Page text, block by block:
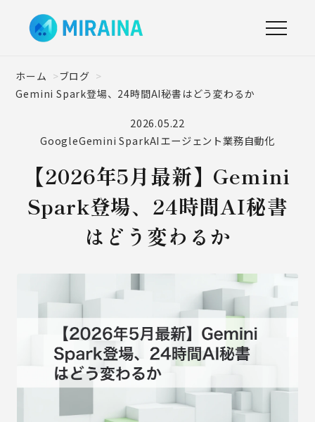
ホーム
ブログ
Gemini Spark登場、24時間AI秘書はどう変わるか
2026.05.22
GoogleGemini SparkAIエージェント業務自動化
【2026年5月最新】Gemini
Spark登場、24時間AI秘書
はどう変わるか